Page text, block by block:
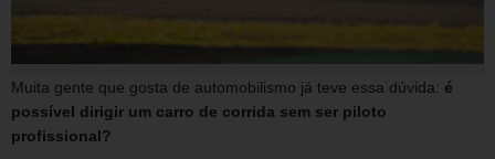
Muita gente que gosta de automobilismo já teve essa dúvida: é
possível dirigir um carro de corrida sem ser piloto
profissional?